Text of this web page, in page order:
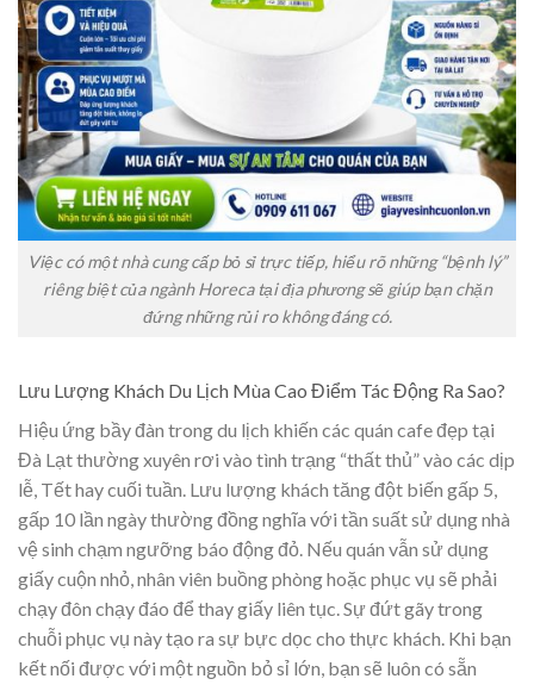
Việc có một nhà cung cấp bỏ sỉ trực tiếp, hiểu rõ những “bệnh lý”
riêng biệt của ngành Horeca tại địa phương sẽ giúp bạn chặn
đứng những rủi ro không đáng có.
Lưu Lượng Khách Du Lịch Mùa Cao Điểm Tác Động Ra Sao?
Hiệu ứng bầy đàn trong du lịch khiến các quán cafe đẹp tại
Đà Lạt thường xuyên rơi vào tình trạng “thất thủ” vào các dịp
lễ, Tết hay cuối tuần. Lưu lượng khách tăng đột biến gấp 5,
gấp 10 lần ngày thường đồng nghĩa với tần suất sử dụng nhà
vệ sinh chạm ngưỡng báo động đỏ. Nếu quán vẫn sử dụng
giấy cuộn nhỏ, nhân viên buồng phòng hoặc phục vụ sẽ phải
chạy đôn chạy đáo để thay giấy liên tục. Sự đứt gãy trong
chuỗi phục vụ này tạo ra sự bực dọc cho thực khách. Khi bạn
kết nối được với một nguồn bỏ sỉ lớn, bạn sẽ luôn có sẵn